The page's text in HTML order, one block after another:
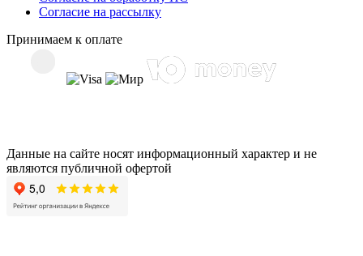
Согласие на рассылку
Принимаем к оплате
Данные на сайте носят информационный характер и не
являются публичной офертой